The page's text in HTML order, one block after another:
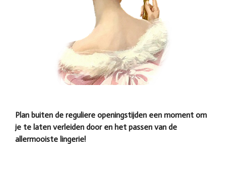
Plan buiten de reguliere openingstijden een moment om
je te laten verleiden door en het passen van de
allermooiste lingerie!